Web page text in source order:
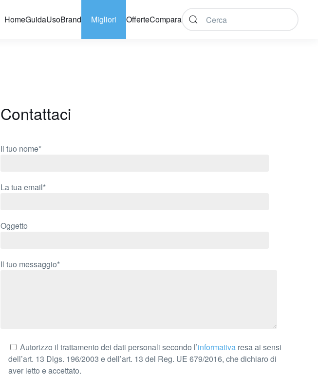
HomeGuidaUsoBrand Migliori OfferteCompara
Contattaci
Il tuo nome*
La tua email*
Oggetto
Il tuo messaggio*
Autorizzo il trattamento dei dati personali secondo l’informativa resa ai sensi
dell’art. 13 Dlgs. 196/2003 e dell’art. 13 del Reg. UE 679/2016, che dichiaro di
aver letto e accettato.